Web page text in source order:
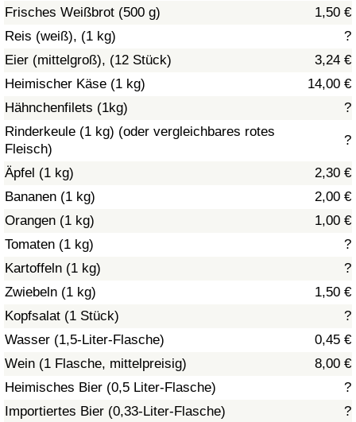
Frisches Weißbrot (500 g)
1,50 €
Reis (weiß), (1 kg)
?
Eier (mittelgroß), (12 Stück)
3,24 €
Heimischer Käse (1 kg)
14,00 €
Hähnchenfilets (1kg)
?
Rinderkeule (1 kg) (oder vergleichbares rotes
Fleisch)
?
Äpfel (1 kg)
2,30 €
Bananen (1 kg)
2,00 €
Orangen (1 kg)
1,00 €
Tomaten (1 kg)
?
Kartoffeln (1 kg)
?
Zwiebeln (1 kg)
1,50 €
Kopfsalat (1 Stück)
?
Wasser (1,5-Liter-Flasche)
0,45 €
Wein (1 Flasche, mittelpreisig)
8,00 €
Heimisches Bier (0,5 Liter-Flasche)
?
Importiertes Bier (0,33-Liter-Flasche)
?
Gesundheitsversorgungs-Index (aktuell)
Gesundheitsversorgungs-Index
Gesundheitsversorgungs-Index nach Land
Umweltverschmutzung
Verschmutzungsindex
Umweltverschmutzungs-Index nach Land
Verkehr
Verkehrs-Index
Verkehrs-Index (aktuell)